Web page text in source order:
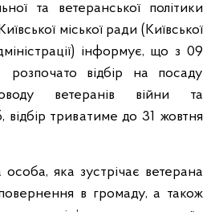
та ветеранської політики
міської ради (Київської
інформує, що з 09
відбір на посаду
ветеранів війни та
відбір триватиме до 31 жовтня
яка зустрічає ветерана
в громаду, а також